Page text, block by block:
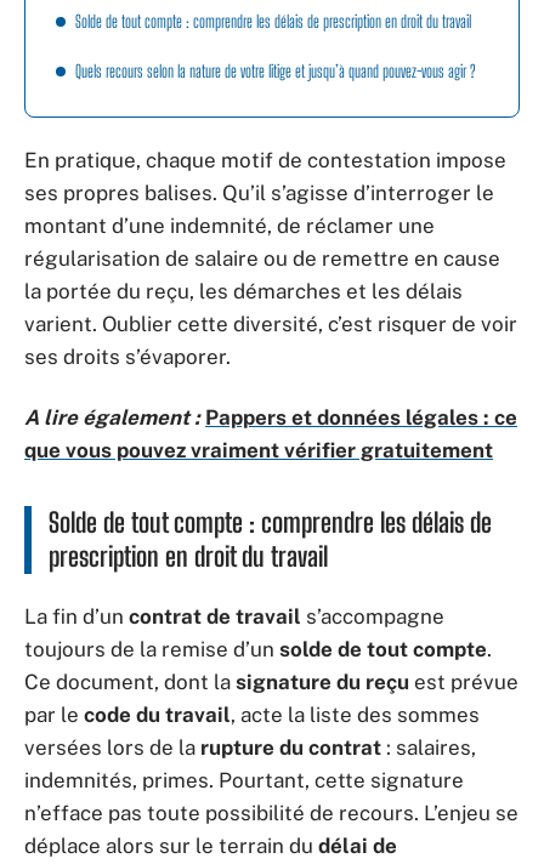
Solde de tout compte : comprendre les délais de prescription en droit du travail
Quels recours selon la nature de votre litige et jusqu’à quand pouvez-vous agir ?
En pratique, chaque motif de contestation impose
ses propres balises. Qu’il s’agisse d’interroger le
montant d’une indemnité, de réclamer une
régularisation de salaire ou de remettre en cause
la portée du reçu, les démarches et les délais
varient. Oublier cette diversité, c’est risquer de voir
ses droits s’évaporer.
A lire également : Pappers et données légales : ce
que vous pouvez vraiment vérifier gratuitement
Solde de tout compte : comprendre les délais de
prescription en droit du travail
La fin d’un contrat de travail s’accompagne
toujours de la remise d’un solde de tout compte.
Ce document, dont la signature du reçu est prévue
par le code du travail, acte la liste des sommes
versées lors de la rupture du contrat : salaires,
indemnités, primes. Pourtant, cette signature
n’efface pas toute possibilité de recours. L’enjeu se
déplace alors sur le terrain du délai de